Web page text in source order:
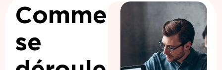
Comment
se